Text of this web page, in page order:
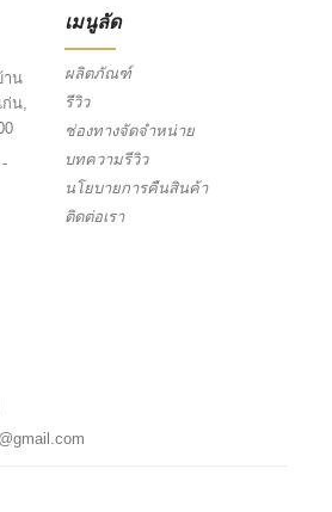
าน
ก่น,
เมนูลัด
ผลิตภัณฑ์
รีวิว
ช่องทางจัดจำหน่าย
บทความรีวิว
นโยบายการคืนสินค้า
ติดต่อเรา